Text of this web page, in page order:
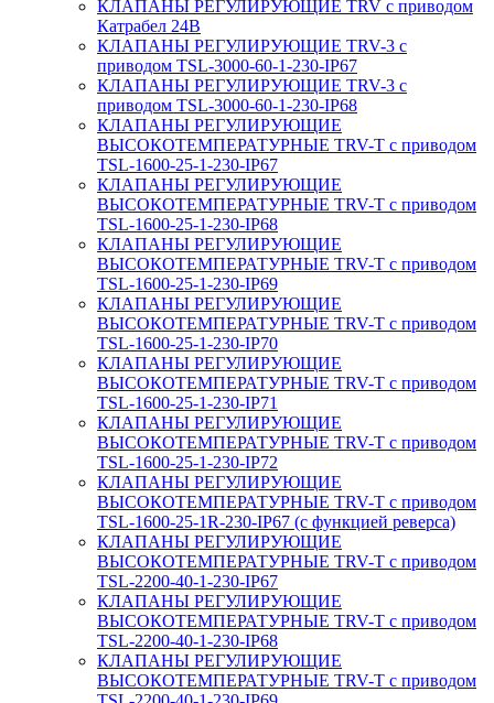
КЛАПАНЫ РЕГУЛИРУЮЩИЕ TRV с приводом
Катрабел 24В
КЛАПАНЫ РЕГУЛИРУЮЩИЕ TRV-3 с
приводом TSL-3000-60-1-230-IP67
КЛАПАНЫ РЕГУЛИРУЮЩИЕ TRV-3 с
приводом TSL-3000-60-1-230-IP68
КЛАПАНЫ РЕГУЛИРУЮЩИЕ
ВЫСОКОТЕМПЕРАТУРНЫЕ TRV-T с приводом
TSL-1600-25-1-230-IP67
КЛАПАНЫ РЕГУЛИРУЮЩИЕ
ВЫСОКОТЕМПЕРАТУРНЫЕ TRV-T с приводом
TSL-1600-25-1-230-IP68
КЛАПАНЫ РЕГУЛИРУЮЩИЕ
ВЫСОКОТЕМПЕРАТУРНЫЕ TRV-T с приводом
TSL-1600-25-1-230-IP69
КЛАПАНЫ РЕГУЛИРУЮЩИЕ
ВЫСОКОТЕМПЕРАТУРНЫЕ TRV-T с приводом
TSL-1600-25-1-230-IP70
КЛАПАНЫ РЕГУЛИРУЮЩИЕ
ВЫСОКОТЕМПЕРАТУРНЫЕ TRV-T с приводом
TSL-1600-25-1-230-IP71
КЛАПАНЫ РЕГУЛИРУЮЩИЕ
ВЫСОКОТЕМПЕРАТУРНЫЕ TRV-T с приводом
TSL-1600-25-1-230-IP72
КЛАПАНЫ РЕГУЛИРУЮЩИЕ
ВЫСОКОТЕМПЕРАТУРНЫЕ TRV-T с приводом
TSL-1600-25-1R-230-IP67 (с функцией реверса)
КЛАПАНЫ РЕГУЛИРУЮЩИЕ
ВЫСОКОТЕМПЕРАТУРНЫЕ TRV-T с приводом
TSL-2200-40-1-230-IP67
КЛАПАНЫ РЕГУЛИРУЮЩИЕ
ВЫСОКОТЕМПЕРАТУРНЫЕ TRV-T с приводом
TSL-2200-40-1-230-IP68
КЛАПАНЫ РЕГУЛИРУЮЩИЕ
ВЫСОКОТЕМПЕРАТУРНЫЕ TRV-T с приводом